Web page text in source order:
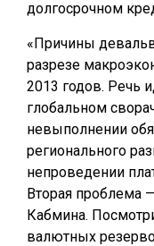
долгосрочном
«Причины
разрезе
2013 годов. Речь
глобальном
невыполнении
регионального
непроведении
Вторая проблема
Кабмина.
валютных